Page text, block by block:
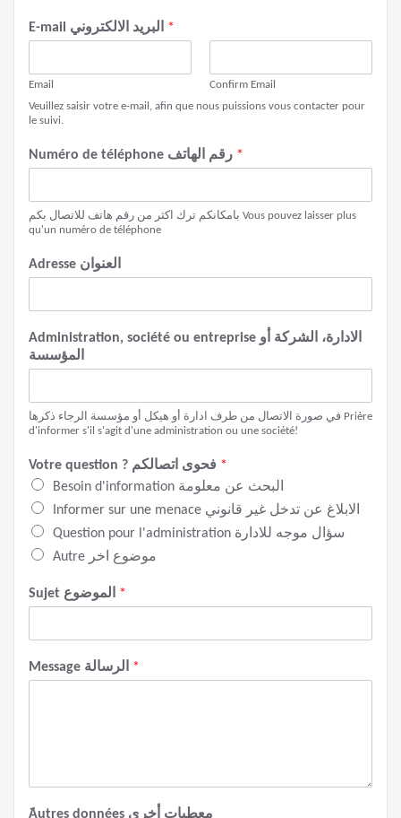
*
Email
Confirm Email
Veuillez saisir votre e-mail, afin que nous puissions vous contacter pour
le suivi.
*
بامكانكم ترك اكثر من رقم هاتف للاتصال بكم Vous pouvez laisser plus
qu'un numéro de téléphone
Adresse العنوان
Administration, société ou entreprise الادارة، الشركة أو
المؤسسة
في صورة الاتصال من طرف ادارة أو هيكل أو مؤسسة الرجاء ذكرها Prière
d'informer s'il s'agit d'une administration ou une société!
*
Besoin d'information البحث عن معلومة
Informer sur une menace الابلاغ عن تدخل غير قانوني
Question pour l'administration سؤال موجه للادارة
Autre موضوع اخر
*
*
َAutres données معطيات أخرى